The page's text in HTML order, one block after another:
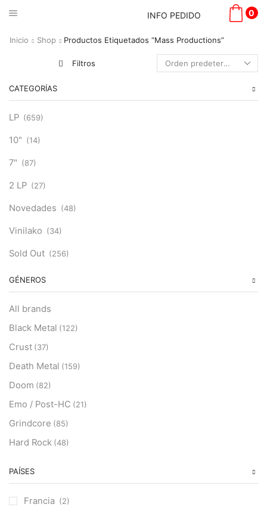
INFO PEDIDO 0
Inicio Shop Productos Etiquetados “Mass Productions”
Filtros
CATEGORÍAS
LP (659)
10" (14)
7" (87)
2 LP (27)
Novedades (48)
Vinilako (34)
Sold Out (256)
GÉNEROS
All brands
Black Metal (122)
Crust (37)
Death Metal (159)
Doom (82)
Emo / Post-HC (21)
Grindcore (85)
Hard Rock (48)
Heavy Metal(91)
Otros(38)
PAÍSES
Francia (2)